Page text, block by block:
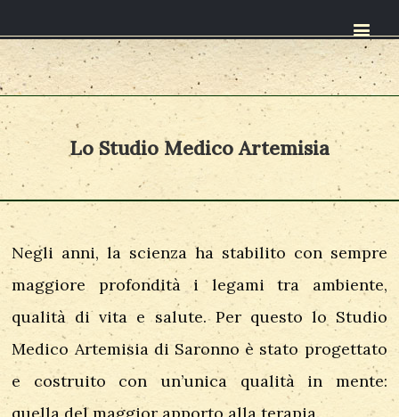
Lo Studio Medico Artemisia
Negli anni, la scienza ha stabilito con sempre
maggiore profondità i legami tra ambiente,
qualità di vita e salute. Per questo lo Studio
Medico Artemisia di Saronno è stato progettato
e costruito con un’unica qualità in mente:
quella del maggior apporto alla terapia.